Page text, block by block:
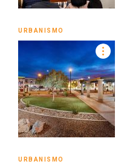
URBANISMO
URBANISMO